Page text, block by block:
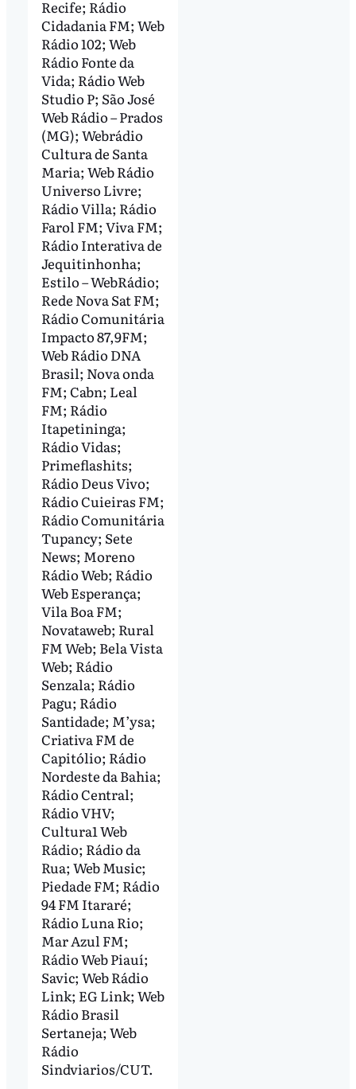
Recife; Rádio
Cidadania FM; Web
Rádio 102; Web
Rádio Fonte da
Vida; Rádio Web
Studio P; São José
Web Rádio – Prados
(MG); Webrádio
Cultura de Santa
Maria; Web Rádio
Universo Livre;
Rádio Villa; Rádio
Farol FM; Viva FM;
Rádio Interativa de
Jequitinhonha;
Estilo – WebRádio;
Rede Nova Sat FM;
Rádio Comunitária
Impacto 87,9FM;
Web Rádio DNA
Brasil; Nova onda
FM; Cabn; Leal
FM; Rádio
Itapetininga;
Rádio Vidas;
Primeflashits;
Rádio Deus Vivo;
Rádio Cuieiras FM;
Rádio Comunitária
Tupancy; Sete
News; Moreno
Rádio Web; Rádio
Web Esperança;
Vila Boa FM;
Novataweb; Rural
FM Web; Bela Vista
Web; Rádio
Senzala; Rádio
Pagu; Rádio
Santidade; M’ysa;
Criativa FM de
Capitólio; Rádio
Nordeste da Bahia;
Rádio Central;
Rádio VHV;
Cultura1 Web
Rádio; Rádio da
Rua; Web Music;
Piedade FM; Rádio
94 FM Itararé;
Rádio Luna Rio;
Mar Azul FM;
Rádio Web Piauí;
Savic; Web Rádio
Link; EG Link; Web
Rádio Brasil
Sertaneja; Web
Rádio
Sindviarios/CUT.